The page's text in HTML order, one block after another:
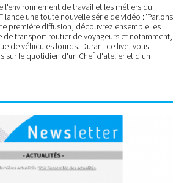
l'environnement de travail et les métiers du
lance une toute nouvelle série de vidéo :"Parlons
première diffusion, découvrez ensemble les
de transport routier de voyageurs et notamment,
de véhicules lourds. Durant ce live, vous
sur le quotidien d'un Chef d'atelier et d'un